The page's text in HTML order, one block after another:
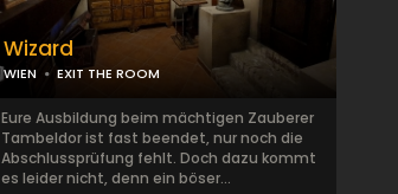
Wizard
WIEN EXIT THE ROOM
Eure Ausbildung beim mächtigen Zauberer
Tambeldor ist fast beendet, nur noch die
Abschlussprüfung fehlt. Doch dazu kommt
es leider nicht, denn ein böser...